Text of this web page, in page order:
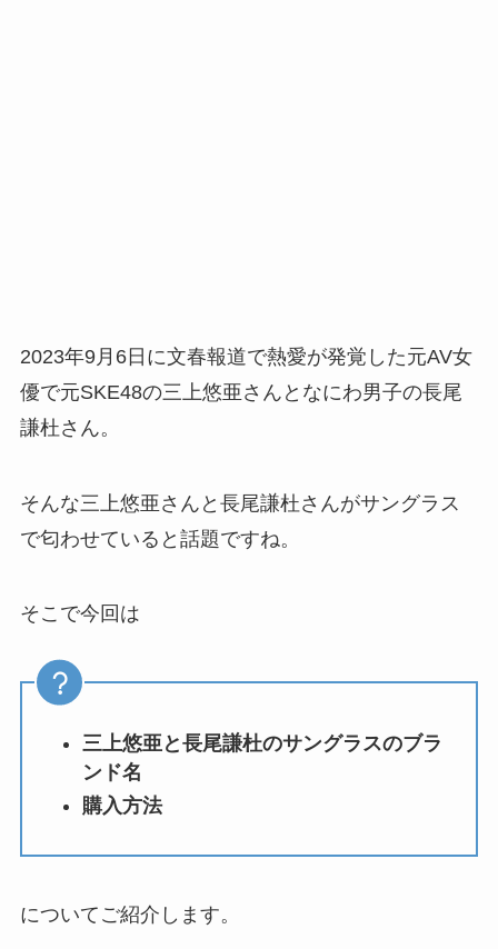
2023年9月6日に文春報道で熱愛が発覚した元AV女
優で元SKE48の三上悠亜さんとなにわ男子の長尾
謙杜さん。
そんな三上悠亜さんと長尾謙杜さんがサングラス
で匂わせていると話題ですね。
そこで今回は
三上悠亜と長尾謙杜のサングラスのブラ
ンド名
購入方法
についてご紹介します。